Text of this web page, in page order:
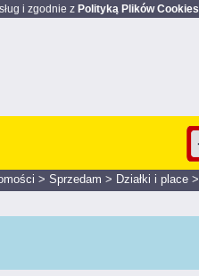
i zgodnie z Polityką Plików Cookies
> Sprzedam > Działki i place >